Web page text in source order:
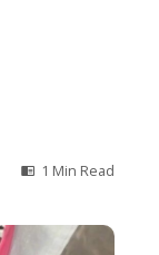
1 Min Read